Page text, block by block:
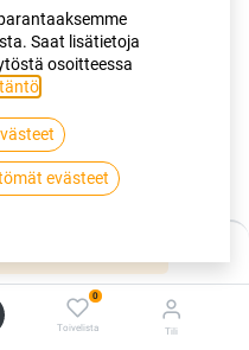
0
Toivelista Tili
TE307 RP
RP
Saat lisätietoja
osoitteessa
evästeet